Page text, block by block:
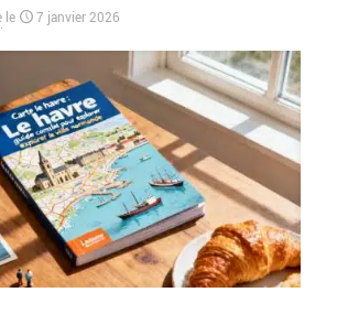
le 7 janvier 2026